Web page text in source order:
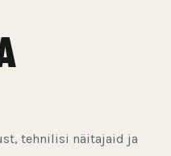
tehnilisi näitajaid ja